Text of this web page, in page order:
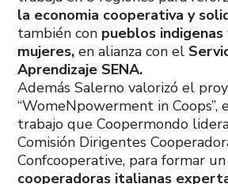
la economia cooperativa y
también con pueblos indigenas
mujeres,en alianza con el
Aprendizaje SENA.
Además Salerno valorizó el
“WomeNpowerment in Coops”,
trabajo que Coopermondo
Comisión Dirigentes
Confcooperative, para formar un
cooperadoras italianas